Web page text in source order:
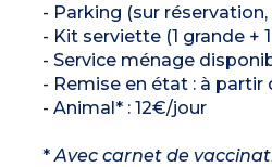
- Parking (sur
- Kit serviette (1 grande +
- Service ménage
- Remise en état : à
- Animal* : 12€/jour
*Avec carnet de